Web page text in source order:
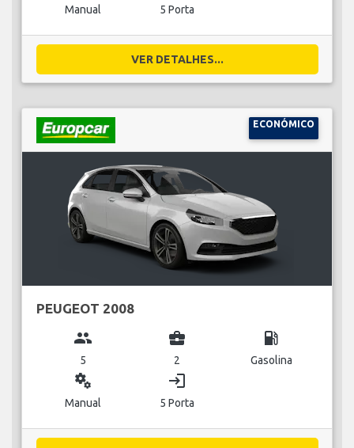
Manual 5 Porta
VER DETALHES...
ECONÓMICO
PEUGEOT 2008
group
5
business_center
2
local_gas_station
Gasolina
miscellaneous_services
Manual
login
5 Porta